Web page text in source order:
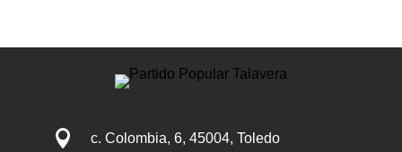
 c. Colombia, 6, 45004, Toledo